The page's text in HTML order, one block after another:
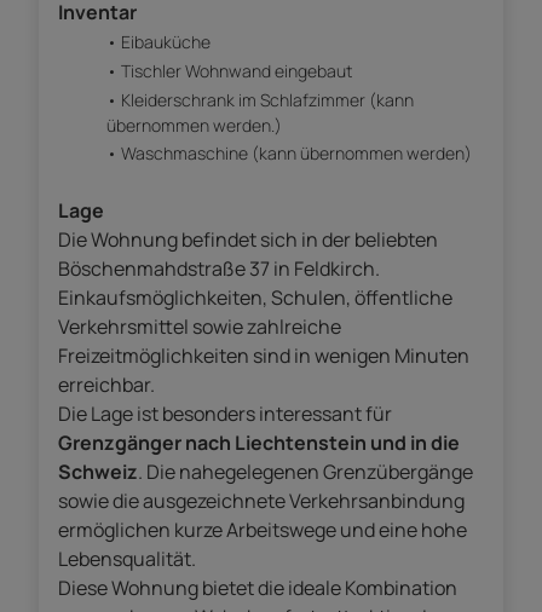
Inventar
Eibauküche
Tischler Wohnwand eingebaut
Kleiderschrank im Schlafzimmer (kann
übernommen werden.)
Waschmaschine (kann übernommen werden)
Lage
Die Wohnung befindet sich in der beliebten
Böschenmahdstraße 37 in Feldkirch.
Einkaufsmöglichkeiten, Schulen, öffentliche
Verkehrsmittel sowie zahlreiche
Freizeitmöglichkeiten sind in wenigen Minuten
erreichbar.
Die Lage ist besonders interessant für
Grenzgänger nach Liechtenstein und in die
Schweiz. Die nahegelegenen Grenzübergänge
sowie die ausgezeichnete Verkehrsanbindung
ermöglichen kurze Arbeitswege und eine hohe
Lebensqualität.
Diese Wohnung bietet die ideale Kombination